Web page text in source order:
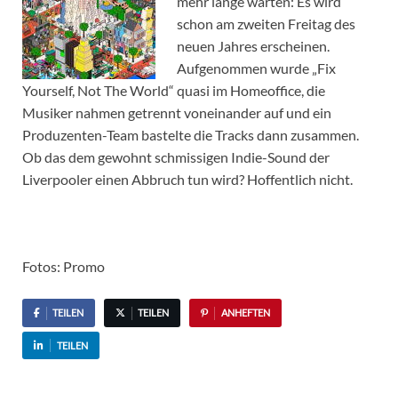
schon am zweiten Freitag des
neuen Jahres erscheinen.
Aufgenommen wurde „Fix
Yourself, Not The World“ quasi im Homeoffice, die
Musiker nahmen getrennt voneinander auf und ein
Produzenten-Team bastelte die Tracks dann zusammen.
Ob das dem gewohnt schmissigen Indie-Sound der
Liverpooler einen Abbruch tun wird? Hoffentlich nicht.
Fotos: Promo
TEILEN TEILEN ANHEFTEN
TEILEN